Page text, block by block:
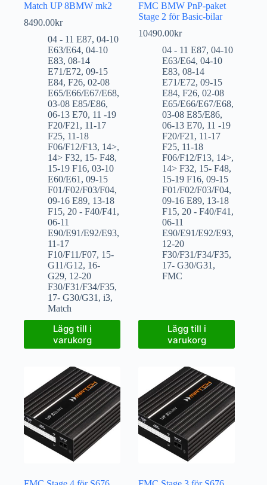
Match UP 8BMW mk2
8490.00kr
04 - 11 E87, 04-10
E63/E64, 04-10
E83, 08-14
E71/E72, 09-15
E84, F26, 02-08
E65/E66/E67/E68,
03-08 E85/E86,
06-13 E70, 11 -19
F20/F21 , 11-17
F25, 11-18
F06/F12/F13, 14>,
14> F32, 15- F48,
15-19 F16, 03-10
E60/E61 , 09-15
F01/F02/F03/F04,
09-16 E89, 13-18
F15, 20 - F40/F41 ,
06-11
E90/E91/E92/E93,
11-17
F10/F11/F07, 15-
G11/G12, 16-
G29, 12-20
F30/F31/F34/F35,
17- G30/G31 , i3,
Match
Lägg till i
varukorg
FMC BMW PnP-paket
Stage 2 för Basic-bilar
10490.00kr
04 - 11 E87,04-10
E63/E64,04-10
E83,08-14
E71/E72,09-15
E84,F26,02-08
E65/E66/E67/E68,
03-08 E85/E86,
06-13 E70, 11 -19
F20/F21 , 11-17
F25, 11-18
F06/F12/F13, 14>,
14> F32, 15- F48,
15-19 F16,09-15
F01/F02/F03/F04,
09-16 E89, 13-18
F15, 20 - F40/F41 ,
06-11
E90/E91/E92/E93,
12-20
F30/F31/F34/F35,
17- G30/G31 ,
FMC
Lägg till i
varukorg